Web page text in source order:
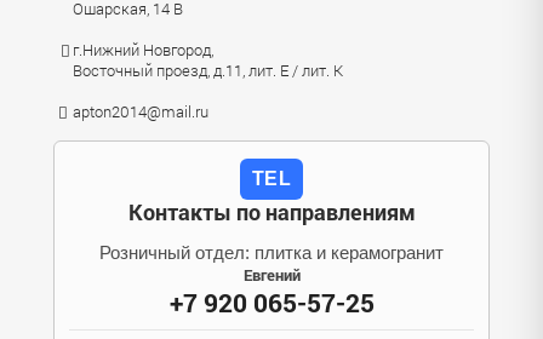
Ошарская, 14 В
г.Нижний Новгород,
Восточный проезд, д.11, лит. Е / лит. К
apton2014@mail.ru
TEL
Контакты по направлениям
Розничный отдел: плитка и керамогранит
Евгений
+7 920 065-57-25